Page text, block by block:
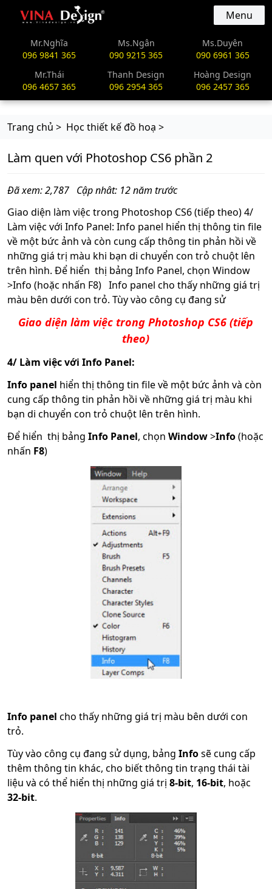
vinadesign.vn Menu
Mr.Nghĩa
096 9841 365
Ms.Ngân
090 9215 365
Ms.Duyên
090 6961 365
Mr.Thái
096 4657 365
Thanh Design
096 2954 365
Hoàng Design
096 2457 365
Trang chủ > Học thiết kế đồ hoạ >
Làm quen với Photoshop CS6 phần 2
Đã xem: 2,787 Cập nhât: 12 năm trước
Giao diện làm việc trong Photoshop CS6 (tiếp theo) 4/
Làm việc với Info Panel: Info panel hiển thị thông tin file
về một bức ảnh và còn cung cấp thông tin phản hồi về
những giá trị màu khi bạn di chuyển con trỏ chuột lên
trên hình. Để hiển thị bảng Info Panel, chọn Window
>Info (hoặc nhấn F8) Info panel cho thấy những giá trị
màu bên dưới con trỏ. Tùy vào công cụ đang sử
Giao diện làm việc trong Photoshop CS6 (tiếp
theo)
4/ Làm việc với Info Panel:
Info panel hiển thị thông tin file về một bức ảnh và còn
cung cấp thông tin phản hồi về những giá trị màu khi
bạn di chuyển con trỏ chuột lên trên hình.
Để hiển thị bảng Info Panel, chọn Window>Info(hoặc
nhấn F8)
Info panel cho thấy những giá trị màu bên dưới con
trỏ.
Tùy vào công cụ đang sử dụng, bảng Infosẽ cung cấp
thêm thông tin khác, cho biết thông tin trạng thái tài
liệu và có thể hiển thị những giá trị 8-bit, 16-bit, hoặc
32-bit.